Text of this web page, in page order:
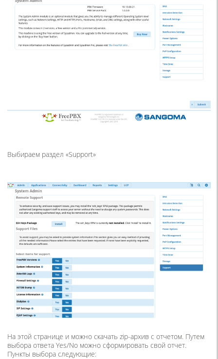
Выбираем раздел «Support»
На этой странице и можно скачать zip-архив с отчетом. Путем
выбора ответа Yes/No можно сформировать свой отчет.
Пункты выбора следующие: